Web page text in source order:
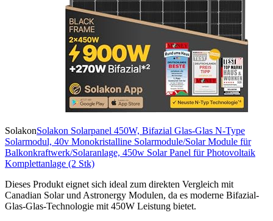
SolakonSolakon Solarpanel 450W, Bifazial Glas-Glas N-Type
Solarmodul, 40v Monokristalline Solarmodule/Solar Module für
Balkonkraftwerk/Solaranlage, 450w Solar Panel für Photovoltaik
Komplettanlage (2 Stk)
Dieses Produkt eignet sich ideal zum direkten Vergleich mit
Canadian Solar und Astronergy Modulen, da es moderne Bifazial-
Glas-Glas-Technologie mit 450W Leistung bietet.